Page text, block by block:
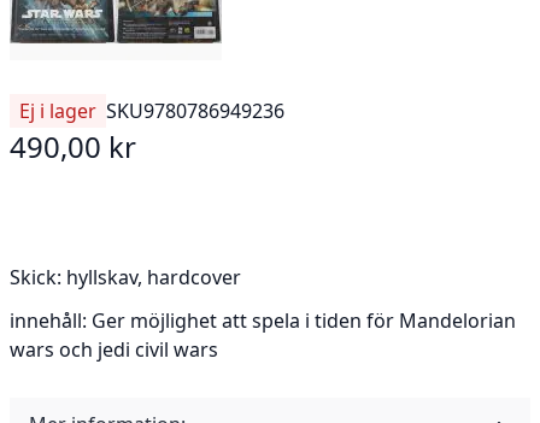
Ej i lager SKU9780786949236
490,00 kr
Skick: hyllskav, hardcover
innehåll: Ger möjlighet att spela i tiden för Mandelorian
wars och jedi civil wars